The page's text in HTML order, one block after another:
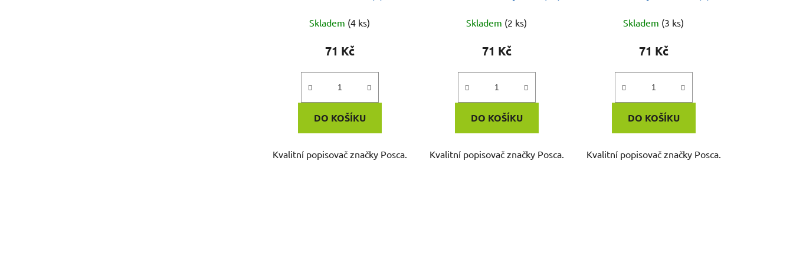
Skladem (4 ks)
71 Kč
DO KOŠÍKU
Kvalitní popisovač značky Posca.
Skladem (2 ks)
71 Kč
DO KOŠÍKU
Kvalitní popisovač značky Posca.
Skladem (3 ks)
71 Kč
DO KOŠÍKU
Kvalitní popisovač značky Posca.